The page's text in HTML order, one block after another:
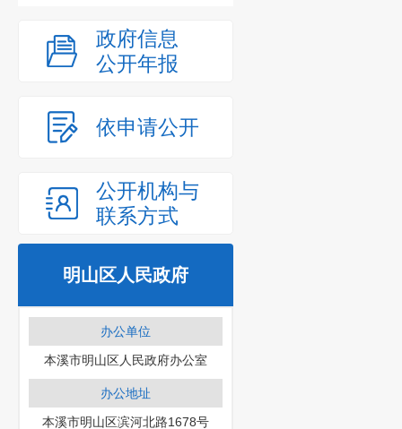
政府信息
公开年报
依申请公开
公开机构与
联系方式
明山区人民政府
办公单位
本溪市明山区人民政府办公室
办公地址
本溪市明山区滨河北路1678号